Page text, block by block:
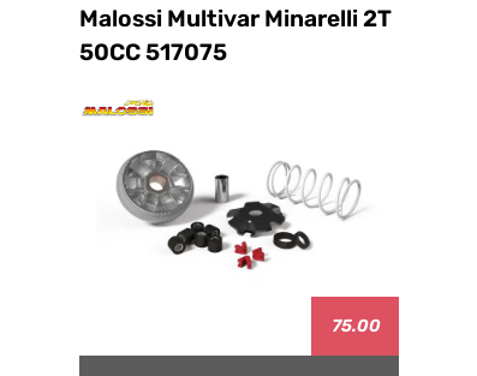
Malossi Multivar Minarelli 2T
50CC 517075
75.00